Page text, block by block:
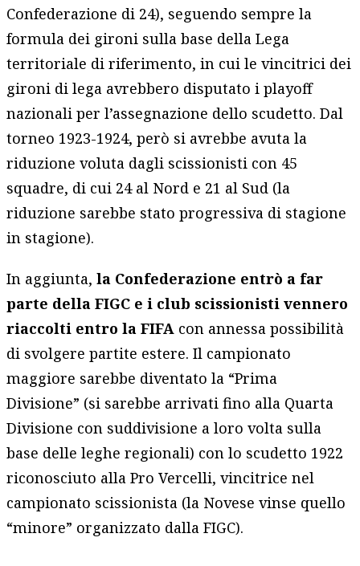
Confederazione di 24), seguendo sempre la
formula dei gironi sulla base della Lega
territoriale di riferimento, in cui le vincitrici dei
gironi di lega avrebbero disputato i playoff
nazionali per l’assegnazione dello scudetto. Dal
torneo 1923-1924, però si avrebbe avuta la
riduzione voluta dagli scissionisti con 45
squadre, di cui 24 al Nord e 21 al Sud (la
riduzione sarebbe stato progressiva di stagione
in stagione).
In aggiunta,la Confederazione entrò a far
parte della FIGC e i club scissionisti vennero
riaccolti entro la FIFA con annessa possibilità
di svolgere partite estere. Il campionato
maggiore sarebbe diventato la “Prima
Divisione” (si sarebbe arrivati fino alla Quarta
Divisione con suddivisione a loro volta sulla
base delle leghe regionali) con lo scudetto 1922
riconosciuto alla Pro Vercelli, vincitrice nel
campionato scissionista (la Novese vinse quello
“minore” organizzato dalla FIGC).